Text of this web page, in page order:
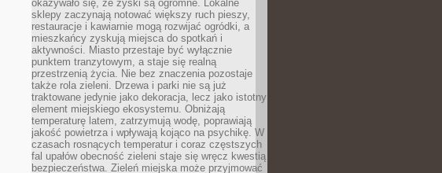
okazywało się, że zyski są ogromne. Lokalne
sklepy zaczynają notować większy ruch pieszy,
restauracje i kawiarnie mogą rozwijać ogródki, a
mieszkańcy zyskują miejsca do spotkań i
aktywności. Miasto przestaje być wyłącznie
punktem tranzytowym, a staje się realną
przestrzenią życia. Nie bez znaczenia pozostaje
także rola zieleni. Drzewa i parki nie są już
traktowane jedynie jako dekoracja, lecz jako istotny
element miejskiego ekosystemu. Obniżają
temperaturę latem, zatrzymują wodę, poprawiają
jakość powietrza i wpływają kojąco na psychikę. W
czasach rosnących temperatur i coraz częstszych
fal upałów obecność zieleni staje się wręcz kwestią
bezpieczeństwa. Zieleń miejska może przyjmować